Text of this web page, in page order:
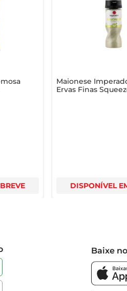
Maionese
Ervas Finas
DISPONÍVEL
Baixe